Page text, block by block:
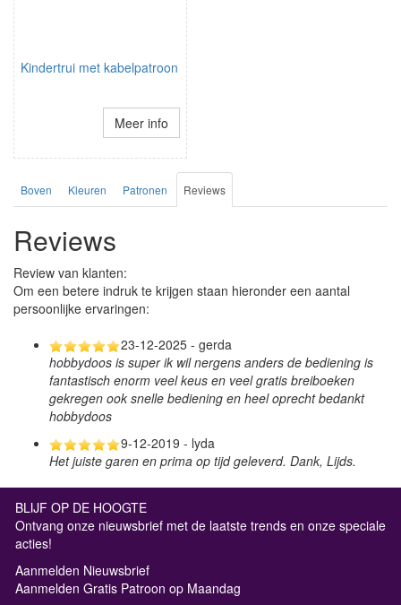
Kindertrui met kabelpatroon
Meer info
Boven Kleuren Patronen Reviews
Reviews
Review van klanten:
Om een betere indruk te krijgen staan hieronder een aantal
persoonlijke ervaringen:
23-12-2025 - gerda
hobbydoos is super ik wil nergens anders de bediening is
fantastisch enorm veel keus en veel gratis breiboeken
gekregen ook snelle bediening en heel oprecht bedankt
hobbydoos
9-12-2019 - lyda
Het juiste garen en prima op tijd geleverd. Dank, Lijds.
BLIJF OP DE HOOGTE
Ontvang onze nieuwsbrief met de laatste trends en onze speciale
acties!
Aanmelden Nieuwsbrief
Aanmelden Gratis Patroon op Maandag